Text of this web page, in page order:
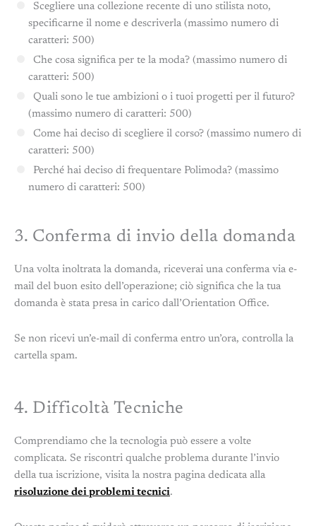
Scegliere una collezione recente di uno stilista noto,
specificarne il nome e descriverla (massimo numero di
caratteri: 500)
Che cosa significa per te la moda? (massimo numero di
caratteri: 500)
Quali sono le tue ambizioni o i tuoi progetti per il futuro?
(massimo numero di caratteri: 500)
Come hai deciso di scegliere il corso? (massimo numero di
caratteri: 500)
Perché hai deciso di frequentare Polimoda? (massimo
numero di caratteri: 500)
3. Conferma di invio della domanda
Una volta inoltrata la domanda, riceverai una conferma via e-
mail del buon esito dell’operazione; ciò significa che la tua
domanda è stata presa in carico dall’Orientation Office.
Se non ricevi un’e-mail di conferma entro un’ora, controlla la
cartella spam.
4. Difficoltà Tecniche
Comprendiamo che la tecnologia può essere a volte
complicata. Se riscontri qualche problema durante l’invio
della tua iscrizione, visita la nostra pagina dedicata alla
risoluzione dei problemi tecnici.